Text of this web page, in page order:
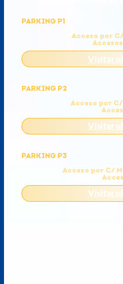
PARKING P1
Acceso por C/
Accesos
Visitar
PARKING P2
Acceso por C/
Visitar
PARKING P3
Acceso por C/
Visitar